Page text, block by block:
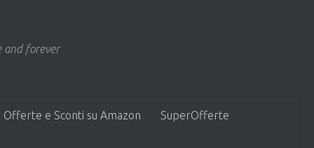
and forever
Offerte e Sconti su Amazon SuperOfferte